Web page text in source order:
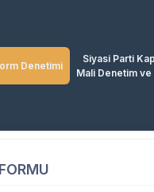
Denetimi
Siyasi Parti
Mali Denetim